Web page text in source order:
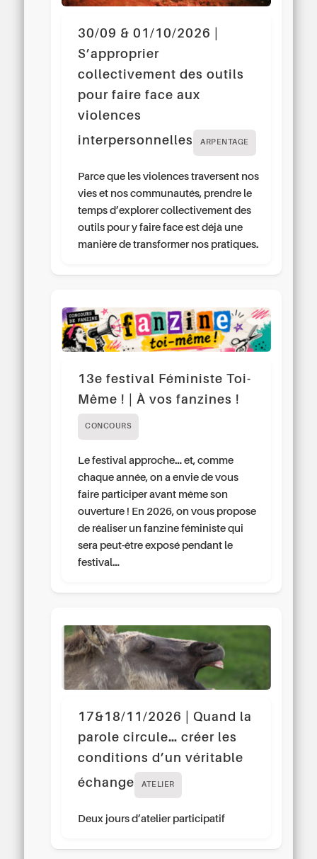
30/09 & 01/10/2026 |
S’approprier
collectivement des outils
pour faire face aux
violences
interpersonnelles
ARPENTAGE
Parce que les violences traversent nos
vies et nos communautés, prendre le
temps d’explorer collectivement des
outils pour y faire face est déjà une
manière de transformer nos pratiques.
13e festival Féministe Toi-
Même ! | À vos fanzines !
CONCOURS
Le festival approche… et, comme
chaque année, on a envie de vous
faire participer avant même son
ouverture ! En 2026, on vous propose
de réaliser un fanzine féministe qui
sera peut-être exposé pendant le
festival…
17&18/11/2026 | Quand la
parole circule… créer les
conditions d’un véritable
échange
ATELIER
Deux jours d’atelier participatif